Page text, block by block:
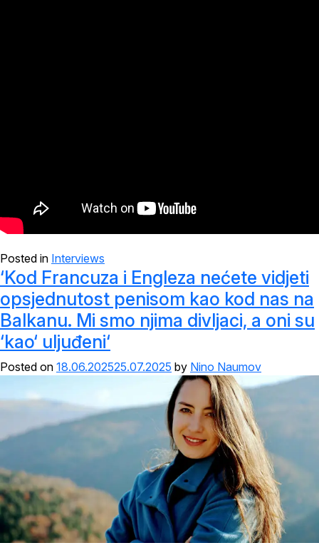
Posted in Interviews
‘Kod Francuza i Engleza nećete vidjeti
opsjednutost penisom kao kod nas na
Balkanu. Mi smo njima divljaci, a oni su
‘kao‘ uljuđeni‘
Posted on 18.06.202525.07.2025 by Nino Naumov